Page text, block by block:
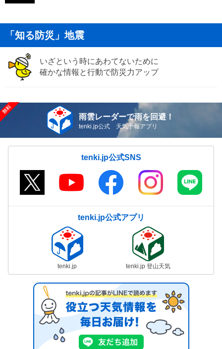
「知る防災」地震
いざという時にあわてないために
確かな情報と行動で防災力アップ
雨雲レーダーで雨を回避！
tenki.jp公式 天気予報アプリ
tenki.jp公式SNS
tenki.jp公式アプリ
tenki.jp tenki.jp 登山天気